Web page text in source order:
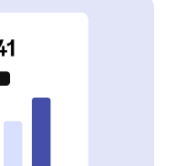
networks like
also exploring
assets from
gaming and
goal is to
both players
more